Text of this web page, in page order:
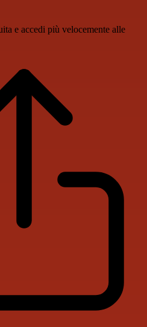
e accedi più velocemente alle